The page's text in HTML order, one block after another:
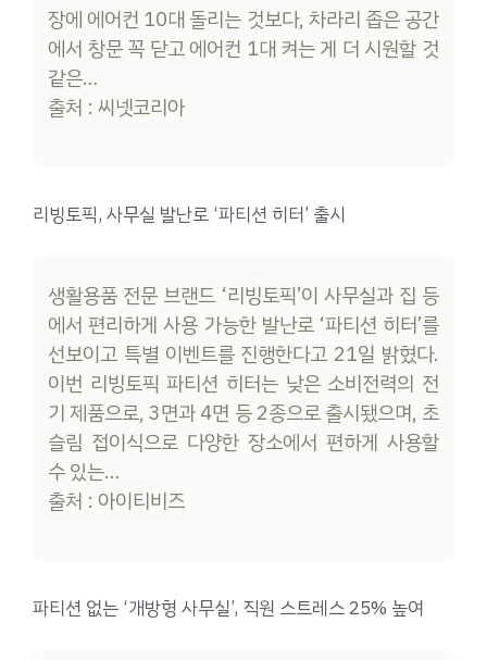
장에 에어컨 10대 돌리는 것보다, 차라리 좁은 공간
에서 창문 꼭 닫고 에어컨 1대 켜는 게 더 시원할 것
같은…
출처 : 씨넷코리아
리빙토픽, 사무실 발난로 ‘파티션 히터’ 출시
생활용품 전문 브랜드 ‘리빙토픽’이 사무실과 집 등
에서 편리하게 사용 가능한 발난로 ‘파티션 히터’를
선보이고 특별 이벤트를 진행한다고 21일 밝혔다.
이번 리빙토픽 파티션 히터는 낮은 소비전력의 전
기 제품으로, 3면과 4면 등 2종으로 출시됐으며, 초
슬림 접이식으로 다양한 장소에서 편하게 사용할
수 있는…
출처 : 아이티비즈
파티션 없는 ‘개방형 사무실’, 직원 스트레스 25% 높여